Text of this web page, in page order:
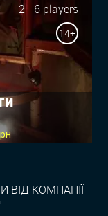
2 - 6 players
14+
ВІД КОМПАНІЇ